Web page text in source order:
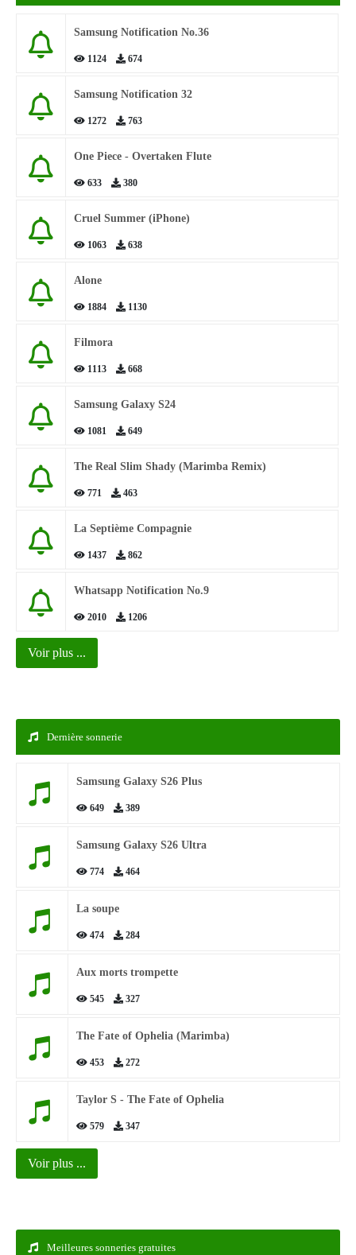
Samsung Notification No.36
1124 674
Samsung Notification 32
1272 763
One Piece - Overtaken Flute
633 380
Cruel Summer (iPhone)
1063 638
Alone
1884 1130
Filmora
1113 668
Samsung Galaxy S24
1081 649
The Real Slim Shady (Marimba Remix)
771 463
La Septième Compagnie
1437 862
Whatsapp Notification No.9
2010 1206
Voir plus ...
Dernière sonnerie
Samsung Galaxy S26 Plus
649 389
Samsung Galaxy S26 Ultra
774 464
La soupe
474 284
Aux morts trompette
545 327
The Fate of Ophelia (Marimba)
453 272
Taylor S - The Fate of Ophelia
579 347
Voir plus ...
Meilleures sonneries gratuites